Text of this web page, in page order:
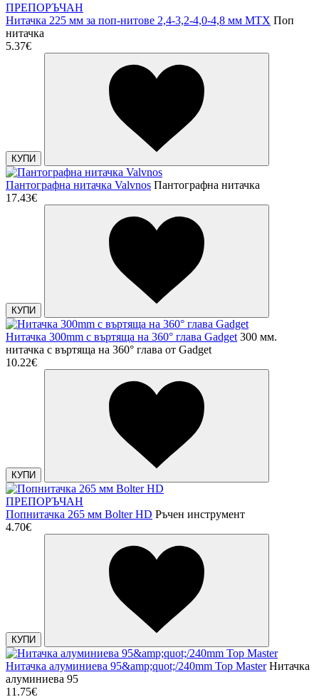
ПРЕПОРЪЧАН
Нитачка 225 мм за поп-нитове 2,4-3,2-4,0-4,8 мм MTX Поп
нитачка
5.37€
КУПИ
Пантографна нитачка Valvnos Пантографна нитачка
17.43€
КУПИ
Нитачка 300mm с въртяща на 360° глава Gadget 300 мм.
нитачка с въртяща на 360° глава от Gadget
10.22€
КУПИ
ПРЕПОРЪЧАН
Попнитачка 265 мм Bolter HD Ръчен инструмент
4.70€
КУПИ
Нитачка алуминиева 95&amp;quot;/240mm Top Master Нитачка
алуминиева 95
11.75€